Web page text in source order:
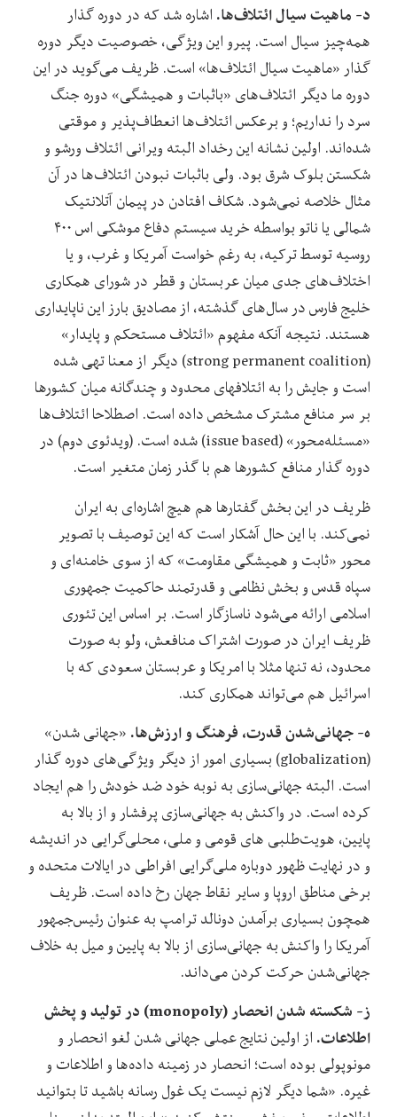
د- ماهیت سیال ائتلاف‌ها. اشاره شد که در دوره گذار
همه‌چیز سیال است. پیرو این ویژگی، خصوصیت دیگر دوره
گذار «ماهیت سیال ائتلاف‌ها» است. ظریف می‌گوید در این
دوره ما دیگر ائتلاف‌های «باثبات و همیشگی» دوره جنگ
سرد را نداریم؛ و برعکس ائتلاف‌ها انعطاف‌پذیر و موقتی
شده‌اند. اولین نشانه این رخداد البته ویرانی ائتلاف ورشو و
شکستن بلوک شرق بود. ولی باثبات نبودن ائتلاف‌ها در آن
مثال خلاصه نمی‌شود. شکاف افتادن در پیمان آتلانتیک
شمالی یا ناتو بواسطه خرید سیستم دفاع موشکی اس ۴۰۰
روسیه توسط ترکیه، به رغم خواست آمریکا و غرب، و یا
اختلاف‌های جدی میان عربستان و قطر در شورای همکاری
خلیج فارس در سال‌های گذشته، از مصادیق بارز این ناپایداری
هستند. نتیجه آنکه مفهوم «ائتلاف مستحکم و پایدار»
(strong permanent coalition) دیگر از معنا تهی شده
است و جایش را به ائتلافهای محدود و چندگانه میان کشورها
بر سر منافع مشترک مشخص داده است. اصطلاحا ائتلاف‌ها
«مسئله‌محور» (issue based) شده است. (ویدئوی دوم) در
دوره گذار منافع کشورها هم با گذر زمان متغیر است.
ظریف در این بخش گفتارها هم هیچ اشاره‌ای به ایران
نمی‌کند. با این حال آشکار است که این توصیف با تصویر
محور «ثابت و همیشگی مقاومت» که از سوی خامنه‌ای و
سپاه قدس و بخش نظامی و قدرتمند حاکمیت جمهوری
اسلامی ارائه می‌شود ناسازگار است. بر اساس این تئوری
ظریف ایران در صورت اشتراک منافعش، ولو به صورت
محدود، نه تنها مثلا با امریکا و عربستان سعودی که با
اسرائیل هم می‌تواند همکاری کند.
ه- جهانی‌شدن قدرت، فرهنگ و ارزش‌ها. «جهانی شدن»
(globalization) بسیاری امور از دیگر ویژگی‌های دوره گذار
است. البته جهانی‌سازی به نوبه خود ضد خودش را هم ایجاد
کرده است. در واکنش به جهانی‌سازی پرفشار و از بالا به
پایین، هویت‌طلبی های قومی و ملی، محلی‌گرایی در اندیشه
و در نهایت ظهور دوباره ملی‌گرایی افراطی در ایالات متحده و
برخی مناطق اروپا و سایر نقاط جهان رخ داده است. ظریف
همچون بسیاری برآمدن دونالد ترامپ به عنوان رئیس‌جمهور
آمریکا را واکنش به جهانی‌سازی از بالا به پایین و میل به خلاف
جهانی‌شدن حرکت کردن می‌داند.
ز- شکسته شدن انحصار (monopoly
)در تولید و پخش
اطلاعات. از اولین نتایج عملی جهانی شدن لغو انحصار و
مونوپولی بوده است؛ انحصار در زمینه داده‌ها و اطلاعات و
غیره. «شما دیگر لازم نیست یک غول رسانه باشید تا بتوانید